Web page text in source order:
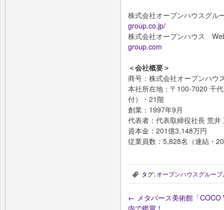
株式会社オープンハウスグ
group.co.jp/
株式会社オープンハウス
group.com
＜会社概要＞
商号：株式会社オープンハウ
本社所在地：〒100-7020 千
付）・21階
創業：1997年9月
代表者：代表取締役社長 荒井
資本金：201億3,148万円
従業員数：5,828名（連結・
, タグ: オープンハウスグループ
← メタバース美術館「